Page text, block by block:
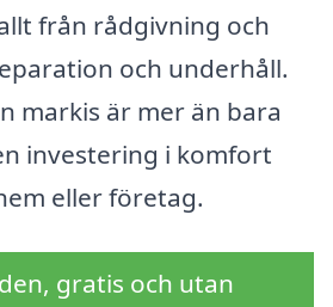
från rådgivning och
och underhåll.
markis är mer än bara
investering i komfort
eller företag.
gratis och utan